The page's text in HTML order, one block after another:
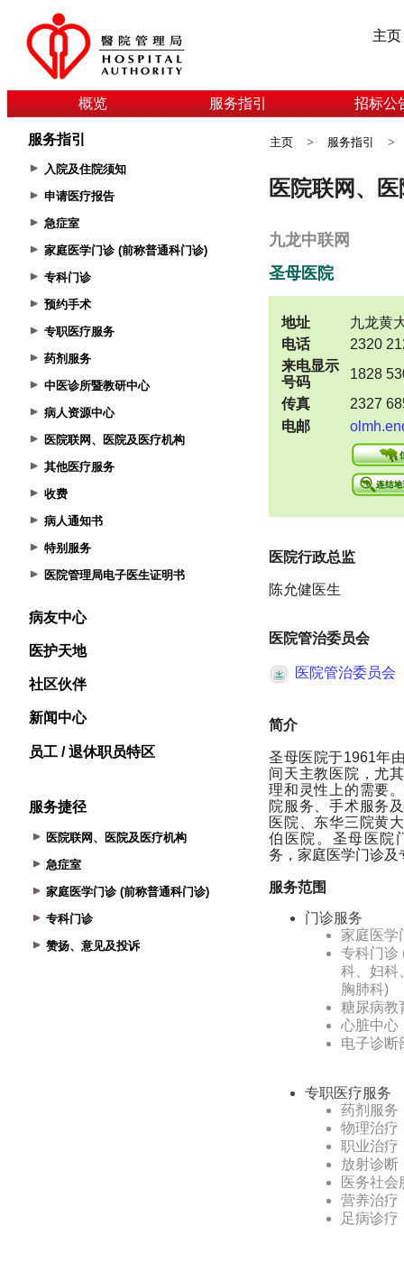
主页
概览 服务指引 招标公
服务指引
入院及住院须知
申请医疗报告
急症室
家庭医学门诊 (前称普通科门诊)
专科门诊
预约手术
专职医疗服务
药剂服务
中医诊所暨教研中心
病人资源中心
医院联网、医院及医疗机构
其他医疗服务
收费
病人通知书
特别服务
医院管理局电子医生证明书
病友中心
医护天地
社区伙伴
新闻中心
员工 / 退休职员特区
服务捷径
医院联网、医院及医疗机构
急症室
家庭医学门诊 (前称普通科门诊)
专科门诊
赞扬、意见及投诉
主页 > 服务指引 >